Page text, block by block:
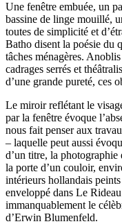
Une fenêtre embuée, un
bassine de linge mouillé,
toutes de simplicité et
Batho disent la poésie du
tâches ménagères.
cadrages serrés et
d’une grande pureté, ces
Le miroir reflétant le
par la fenêtre évoque
nous fait penser aux
– laquelle peut aussi
d’un titre, la photographie
la porte d’un couloir,
intérieurs hollandais
enveloppé dans Le
immanquablement le
d’Erwin Blumenfeld.